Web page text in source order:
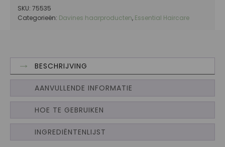
SKU: 75535
Categorieën: Davines haarproducten, Essential Haircare
BESCHRIJVING
AANVULLENDE INFORMATIE
HOE TE GEBRUIKEN
INGREDIËNTENLIJST